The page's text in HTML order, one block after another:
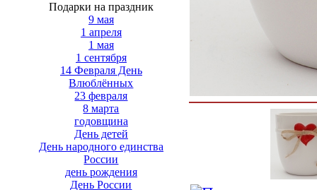
Подарки на праздник
9 мая
1 апреля
1 мая
1 сентября
14 Февраля День
Влюблённых
23 февраля
8 марта
годовщина
День детей
День народного единства
России
день рождения
День России